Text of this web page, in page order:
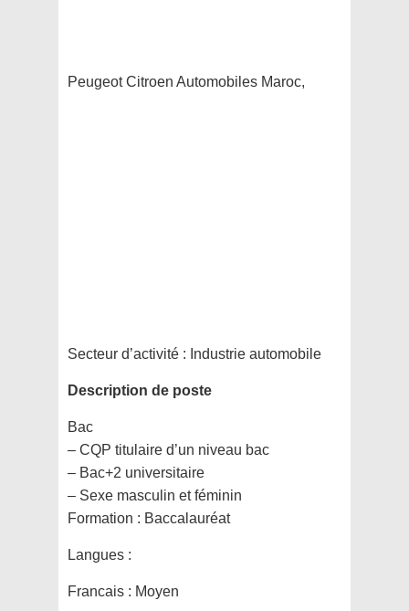
Peugeot Citroen Automobiles Maroc,
Secteur d’activité : Industrie automobile
Description de poste
Bac
– CQP titulaire d’un niveau bac
– Bac+2 universitaire
– Sexe masculin et féminin
Formation : Baccalauréat
Langues :
Francais : Moyen